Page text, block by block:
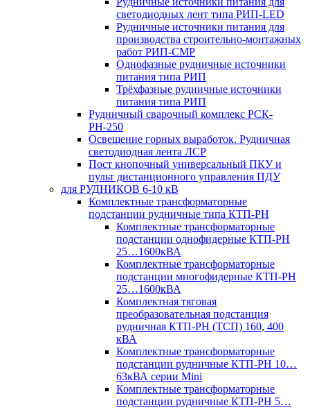
светодиодных лент типа РИП-LED
Рудничные источники питания для
производства строительно-монтажных
работ РИП-СМР
Однофазные рудничные источники
питания типа РИП
Трёхфазные рудничные источники
питания типа РИП
Рудничный сварочный комплекс РСК-
РН-250
Освещение горных выработок. Рудничная
светодиодная лента ЛСР
Пост кнопочный универсальный ПКУ и
пульт дистанционного управления ПДУ
для РУДНИКОВ 6-10 кВ
Комплектные трансформаторные
подстанции рудничные типа КТП-РН
Комплектные трансформаторные
подстанции однофидерные КТП-РН
25…1600кВА
Комплектные трансформаторные
подстанции многофидерные КТП-РН
25…1600кВА
Комплектная тяговая
преобразовательная подстанция
рудничная КТП-РН (ТСП) 160, 400
кВА
Комплектные трансформаторные
подстанции рудничные КТП-РН 10…
63кВА серии Mini
Комплектные трансформаторные
подстанции рудничные КТП-РН 5…